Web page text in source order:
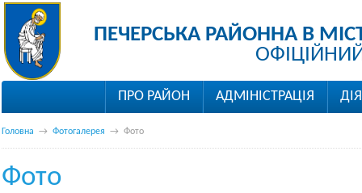
ПЕЧЕРСЬКА РАЙОННА В
ПРО РАЙОН АДМІНІСТРАЦІЯ
Головна → Фотогалерея → Фото
Фото